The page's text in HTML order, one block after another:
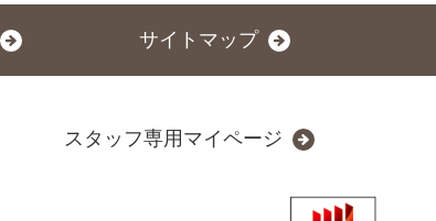
サイトマップ
スタッフ専用マイページ